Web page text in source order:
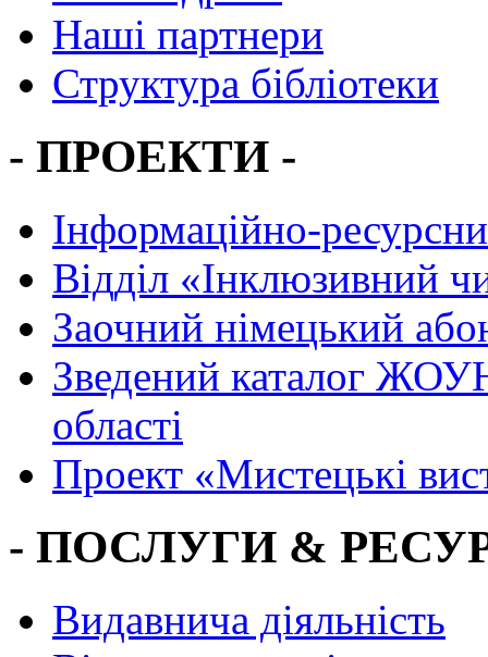
Наші партнери
Структура бібліотеки
- ПРОЕКТИ -
Інформаційно-
Вiддiл «Інклюзивний
Заочний німецький
Зведений каталог
області
Проект «Мистецькі
- ПОСЛУГИ &
Видавнича діяльність